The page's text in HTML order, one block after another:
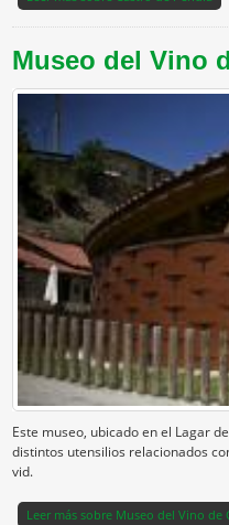
Museo del Vino
Este museo, ubicado en el Lagar
distintos utensilios relacionados
vid.
Leer mássobre Museo del Vino de